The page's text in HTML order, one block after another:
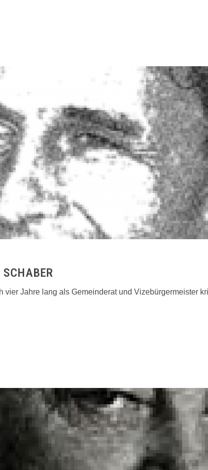
Jahre lang als Gemeinderat und Vizebürgermeister